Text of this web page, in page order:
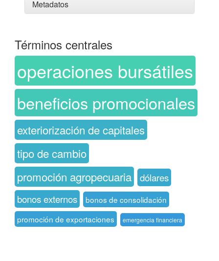
Metadatos
Términos centrales
operaciones bursátiles
beneficios promocionales
exteriorización de capitales
tipo de cambio
promoción agropecuaria
dólares
bonos externos
bonos de consolidación
promoción de exportaciones
emergencia financiera